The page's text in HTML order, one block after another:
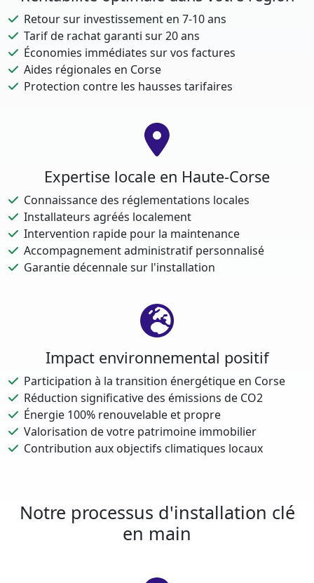
Retour sur investissement en 7-10 ans
Tarif de rachat garanti sur 20 ans
Économies immédiates sur vos factures
Aides régionales en Corse
Protection contre les hausses tarifaires
Expertise locale en Haute-Corse
Connaissance des réglementations locales
Installateurs agréés localement
Intervention rapide pour la maintenance
Accompagnement administratif personnalisé
Garantie décennale sur l'installation
Impact environnemental positif
Participation à la transition énergétique en Corse
Réduction significative des émissions de CO2
Énergie 100% renouvelable et propre
Valorisation de votre patrimoine immobilier
Contribution aux objectifs climatiques locaux
Notre processus d'installation clé
en main